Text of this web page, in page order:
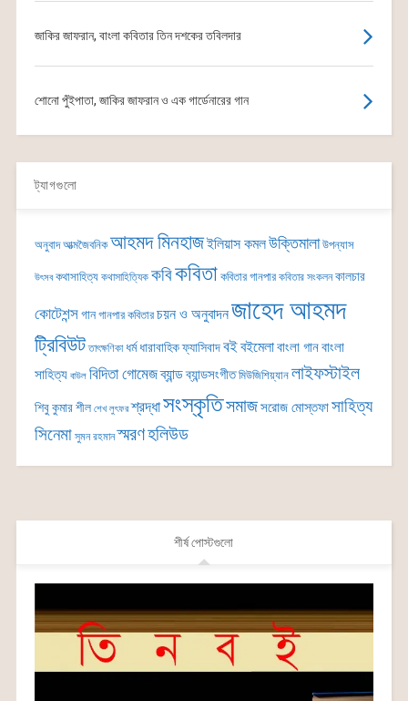
জাকির জাফরান, বাংলা কবিতার তিন দশকের তবিলদার
শোনো পুঁইপাতা, জাকির জাফরান ও এক গার্ডেনারের গান
ট্যাগগুলো
অনুবাদ আত্মজৈবনিক আহমদ মিনহাজইলিয়াস কমলউক্তিমালা উপন্যাস
উৎসব কথাসাহিত্য কথাসাহিত্যিক কবিকবিতা কবিতার গানপার কবিতার সংকলন কালচার
কোটেশন্সগান গানপার কবিতার চয়ন ও অনুবাদনজাহেদ আহমদ
ট্রিবিউট তাৎক্ষণিকা ধর্ম ধারাবাহিকফ্যাসিবাদবইবইমেলাবাংলা গানবাংলা
সাহিত্য বাউল বিদিতা গোমেজব্যান্ডব্যান্ডসংগীত মিউজিশিয়্যান লাইফস্টাইল
শিবু কুমার শীল শেখ লুৎফর শ্রদ্ধাসংস্কৃতিসমাজসরোজ মোস্তফাসাহিত্য
সিনেমা সুমন রহমান স্মরণহলিউড
শীর্ষ পোস্টগুলো